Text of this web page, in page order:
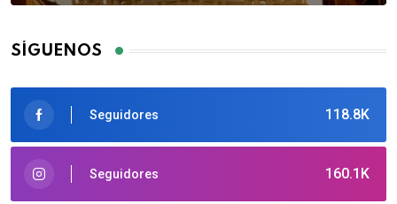
SÍGUENOS
118.8K
Seguidores
160.1K
Seguidores